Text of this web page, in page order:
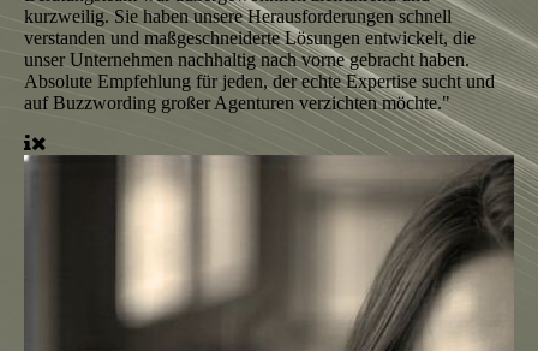
kurzweilig. Sie haben unsere Herausforderungen schnell
verstanden und maßgeschneiderte Lösungen entwickelt, die
unser Unternehmen nachhaltig nach vorne gebracht haben.
Absolute Empfehlung für jeden, der echte Expertise sucht und
auf Buzzwording großer Agenturen verzichten möchte."